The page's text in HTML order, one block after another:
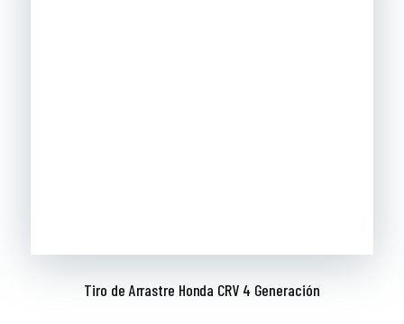
Tiro de Arrastre Honda CRV 4 Generación